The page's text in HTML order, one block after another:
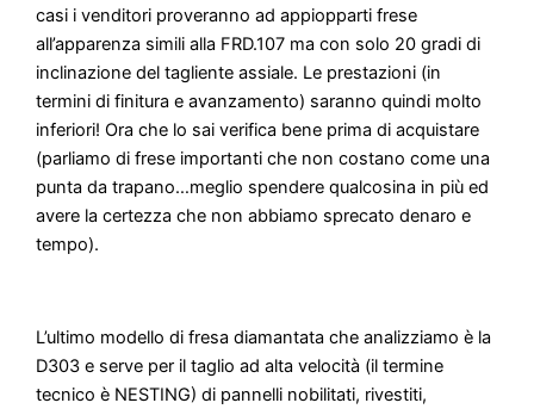
casi i venditori proveranno ad appiopparti frese
all’apparenza simili alla FRD.107 ma con solo 20 gradi di
inclinazione del tagliente assiale. Le prestazioni (in
termini di finitura e avanzamento) saranno quindi molto
inferiori! Ora che lo sai verifica bene prima di acquistare
(parliamo di frese importanti che non costano come una
punta da trapano…meglio spendere qualcosina in più ed
avere la certezza che non abbiamo sprecato denaro e
tempo).
L’ultimo modello di fresa diamantata che analizziamo è la
D303 e serve per il taglio ad alta velocità (il termine
tecnico è NESTING) di pannelli nobilitati, rivestiti,